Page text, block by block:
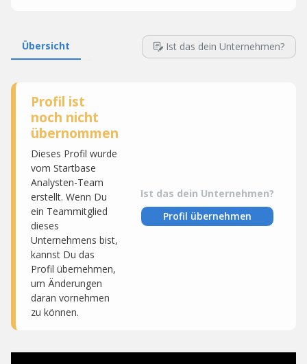
Übersicht Ist das dein Unternehmen?
Profil ist
noch nicht
übernommen
Dieses Profil wurde
vom Startbase
Analysten-Team
erstellt. Wenn Du
ein Teammitglied
dieses
Unternehmens bist,
kannst Du das
Profil übernehmen,
um Änderungen
daran vornehmen
zu können.
Ist das dein Unternehmen?
Profil übernehmen